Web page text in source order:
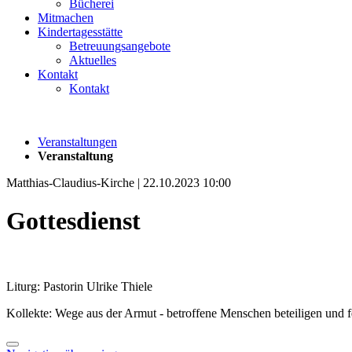
Bücherei
Mitmachen
Kindertagesstätte
Betreuungsangebote
Aktuelles
Kontakt
Kontakt
Veranstaltungen
Veranstaltung
Matthias-Claudius-Kirche | 22.10.2023 10:00
Gottesdienst
Liturg: Pastorin Ulrike Thiele
Kollekte: Wege aus der Armut - betroffene Menschen beteiligen und